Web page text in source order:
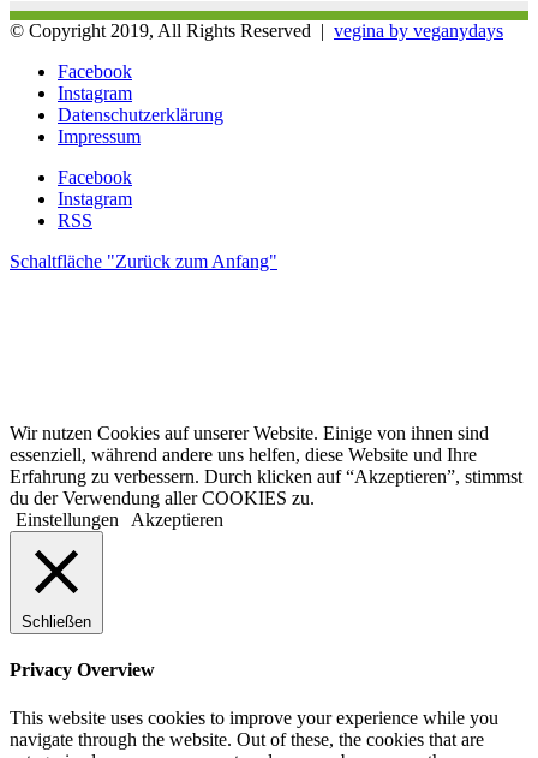
© Copyright 2019, All Rights Reserved | vegina by veganydays
Facebook
Instagram
Datenschutzerklärung
Impressum
Facebook
Instagram
RSS
Schaltfläche "Zurück zum Anfang"
Wir nutzen Cookies auf unserer Website. Einige von ihnen sind
essenziell, während andere uns helfen, diese Website und Ihre
Erfahrung zu verbessern. Durch klicken auf “Akzeptieren”, stimmst
du der Verwendung aller COOKIES zu.
Einstellungen
Akzeptieren
Schließen
Privacy Overview
This website uses cookies to improve your experience while you
navigate through the website. Out of these, the cookies that are